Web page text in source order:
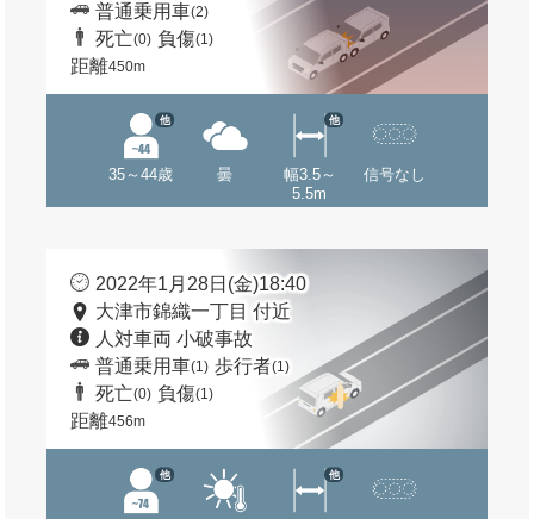
普通乗用車(2)
死亡(0) 負傷(1)
距離450m
35～44歳
他
曇
幅3.5～
5.5m
他
信号なし
2022年1月28日(金)18:40
大津市錦織一丁目 付近
人対車両 小破事故
普通乗用車(1) 歩行者(1)
死亡(0) 負傷(1)
距離456m
他 他